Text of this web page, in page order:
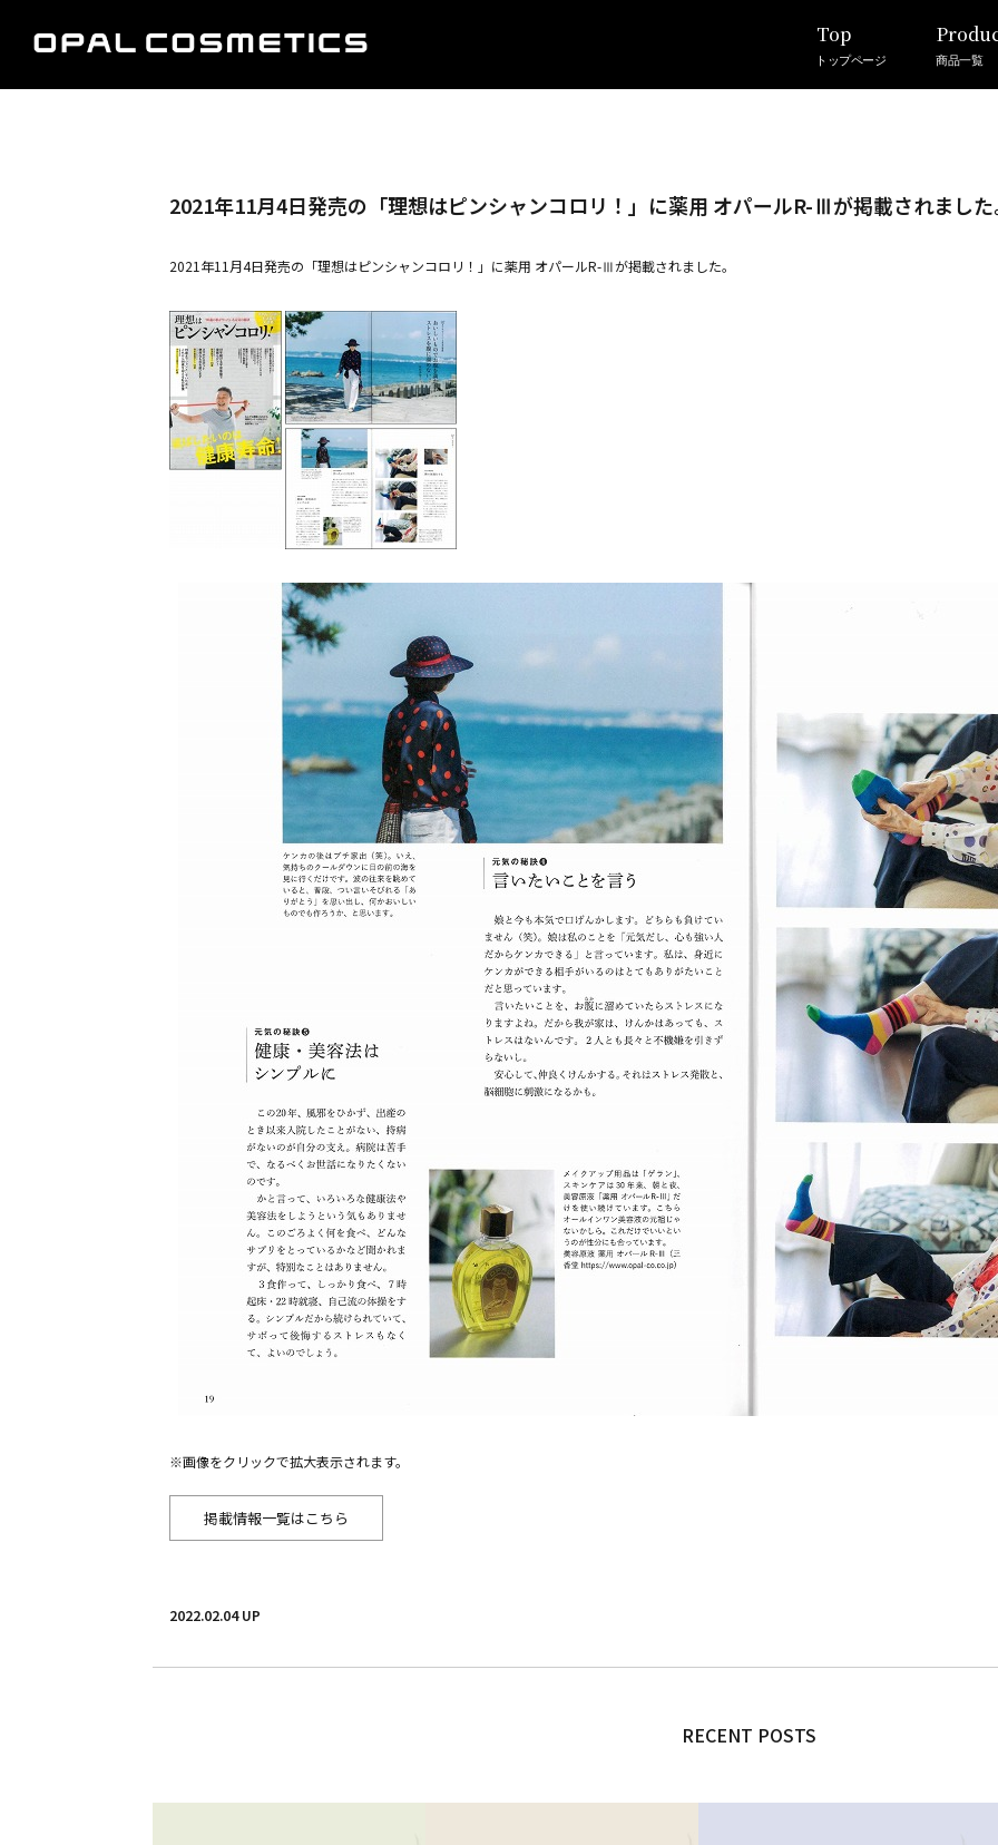
Top
トップページ 商品一覧
2021年11月4日発売の「理想はピンシャンコロリ！」に薬用 オパールR-Ⅲが掲載されまし
2021年11月4日発売の「理想はピンシャンコロリ！」に薬用 オパールR-Ⅲが掲載されました。
※画像をクリックで拡大表示されます。
掲載情報一覧はこちら
2022.02.04 UP
RECENT POSTS